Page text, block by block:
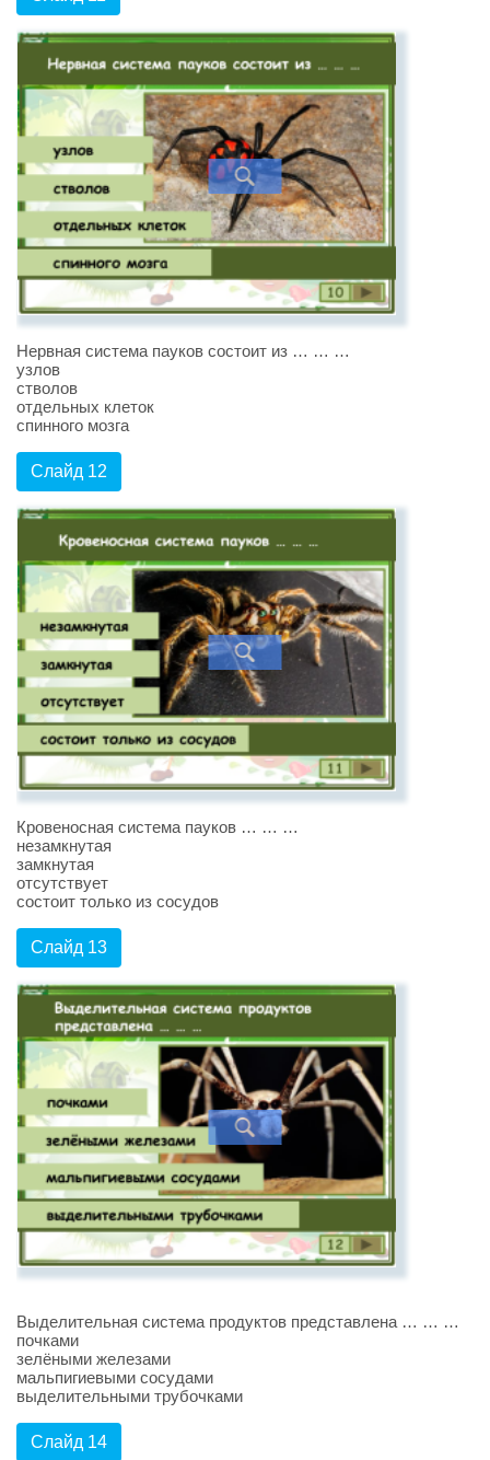
Нервная система пауков состоит из … … …
узлов
стволов
отдельных клеток
спинного мозга
Слайд 12
Кровеносная система пауков … … …
незамкнутая
замкнутая
отсутствует
состоит только из сосудов
Слайд 13
Выделительная система продуктов представлена … … …
почками
зелёными железами
мальпигиевыми сосудами
выделительными трубочками
Слайд 14